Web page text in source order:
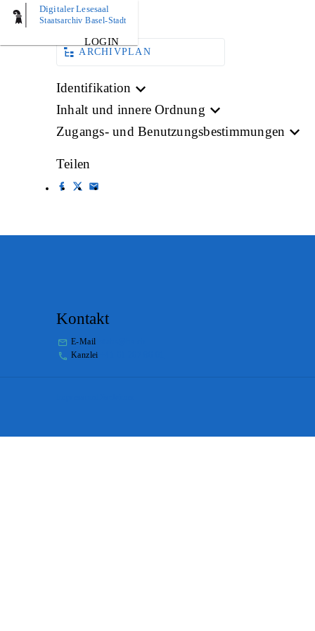
Digitaler Lesesaal
Staatsarchiv Basel-Stadt
LOGIN
BILD
ARCHIVPLAN
Identifikation
Inhalt und innere Ordnung
Zugangs- und Benutzungsbestimmungen
Teilen
Kontakt
E-Mail
Kanzlei